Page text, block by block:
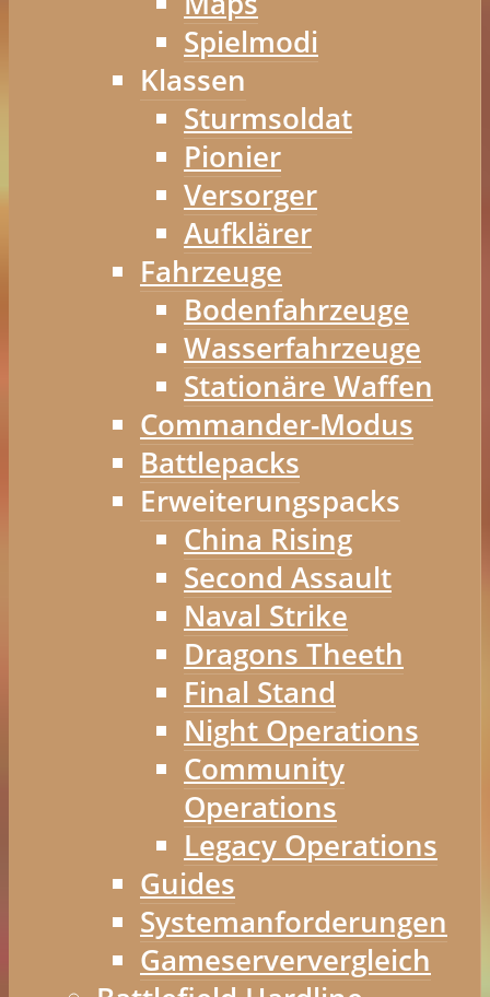
Spielmodi
Klassen
Sturmsoldat
Pionier
Versorger
Aufklärer
Fahrzeuge
Bodenfahrzeuge
Wasserfahrzeuge
Stationäre Waffen
Commander-Modus
Battlepacks
Erweiterungspacks
China Rising
Second Assault
Naval Strike
Dragons Theeth
Final Stand
Night Operations
Community
Operations
Legacy Operations
Guides
Systemanforderungen
Gameserververgleich